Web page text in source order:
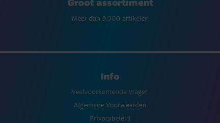
Meer dan 9.000 artikelen
Info
Veelvoorkomende vragen
Algemene Voorwaarden
Privacybeleid